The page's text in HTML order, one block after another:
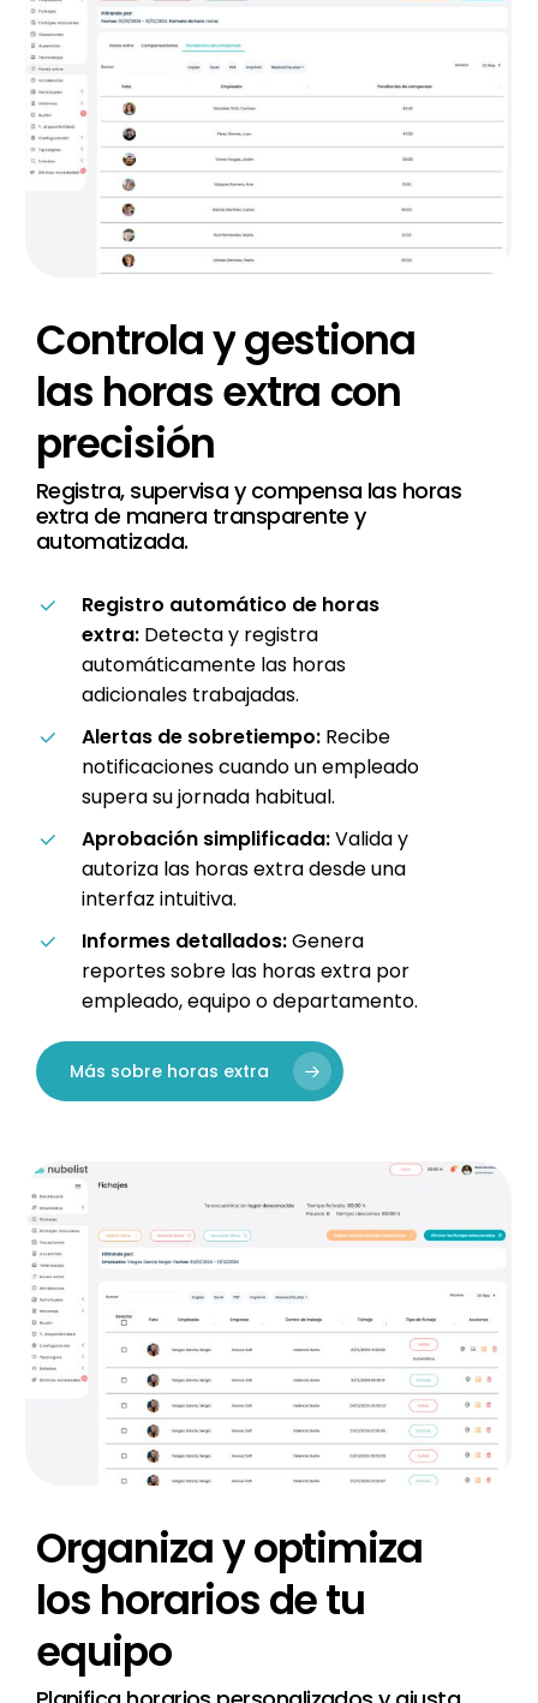
Controlaygestiona
las horasextra con
precisión
Registra, supervisa y compensa las horas
extra de manera transparente y
automatizada.
Registro automático de horas
extra:Detecta y registra
automáticamente las horas
adicionales trabajadas.
Alertas de sobretiempo:Recibe
notificaciones cuando un empleado
supera su jornada habitual.
Aprobación simplificada:Valida y
autoriza las horas extra desde una
interfaz intuitiva.
Informes detallados:Genera
reportes sobre las horas extra por
empleado, equipo o departamento.
Más sobre horas extra
Organizayoptimiza
los horariosdetu
equipo